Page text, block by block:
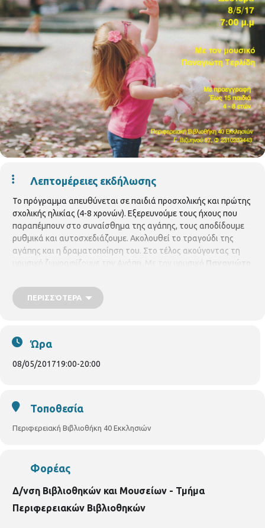
Λεπτομέρειες εκδήλωσης
Το πρόγραμμα απευθύνεται σε παιδιά προσχολικής και πρώτης
σχολικής ηλικίας (4-8 χρονών). Εξερευνούμε τους ήχους που
παραπέμπουν στο συναίσθημα της αγάπης, τους αποδίδουμε
ρυθμικά και αυτοσχεδιάζουμε. Ακολουθεί το τραγούδι της
αγάπης και η δραματοποίηση του. Στο τέλος ακούγοντας τη
μουσική ζωγραφίζουμε την Αγάπη. Με τον μουσικό
Παναγιώτη
υλικά: χαρτί λευκό Α4 και μαρκαδόροι.
ΠΕΡΙΣΣΌΤΕΡΑ
Ώρα
08/05/201719:00-20:00
Τοποθεσία
Περιφερειακή Βιβλιοθήκη 40 Εκκλησιών
Φορέας
Δ/νση Βιβλιοθηκών και Μουσείων - Τμήμα
Περιφερειακών Βιβλιοθηκών